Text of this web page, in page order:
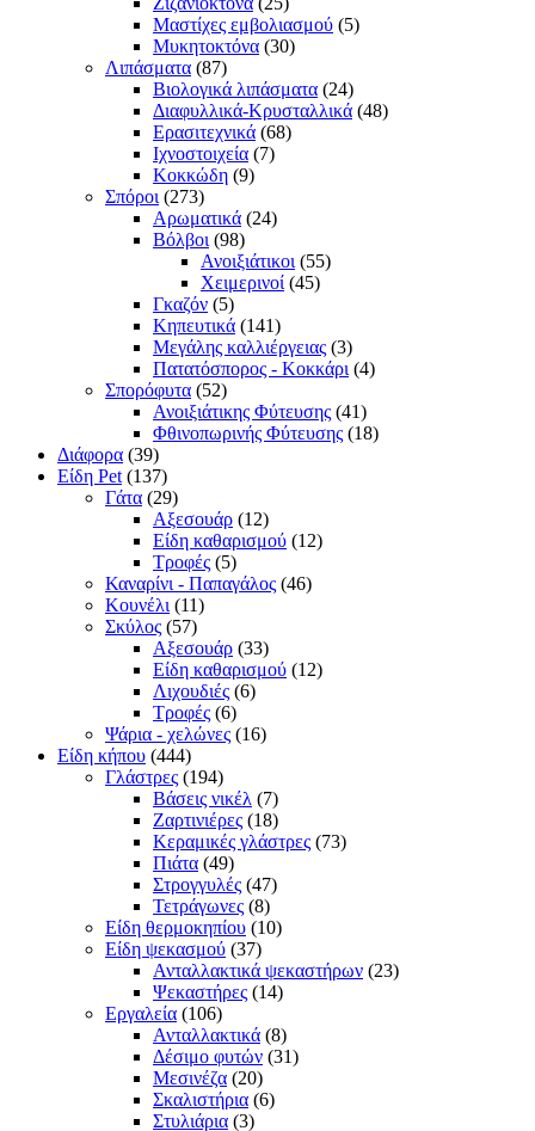
Μαστίχες εμβολιασμού (5)
Μυκητοκτόνα (30)
Λιπάσματα (87)
Βιολογικά λιπάσματα (24)
Διαφυλλικά-Κρυσταλλικά (48)
Ερασιτεχνικά (68)
Ιχνοστοιχεία (7)
Κοκκώδη (9)
Σπόροι (273)
Αρωματικά (24)
Βόλβοι (98)
Ανοιξιάτικοι (55)
Χειμερινοί (45)
Γκαζόν (5)
Κηπευτικά (141)
Μεγάλης καλλιέργειας (3)
Πατατόσπορος - Κοκκάρι (4)
Σπορόφυτα (52)
Ανοιξιάτικης Φύτευσης (41)
Φθινοπωρινής Φύτευσης (18)
Διάφορα (39)
Είδη Pet (137)
Γάτα (29)
Αξεσουάρ (12)
Είδη καθαρισμού (12)
Τροφές (5)
Καναρίνι - Παπαγάλος (46)
Κουνέλι (11)
Σκύλος (57)
Αξεσουάρ (33)
Είδη καθαρισμού (12)
Λιχουδιές (6)
Τροφές (6)
Ψάρια - χελώνες (16)
Είδη κήπου (444)
Γλάστρες (194)
Βάσεις νικέλ (7)
Ζαρτινιέρες (18)
Κεραμικές γλάστρες (73)
Πιάτα (49)
Στρογγυλές (47)
Τετράγωνες (8)
Είδη θερμοκηπίου (10)
Είδη ψεκασμού (37)
Ανταλλακτικά ψεκαστήρων (23)
Ψεκαστήρες (14)
Εργαλεία (106)
Ανταλλακτικά (8)
Δέσιμο φυτών (31)
Μεσινέζα (20)
Σκαλιστήρια (6)
Στυλιάρια (3)